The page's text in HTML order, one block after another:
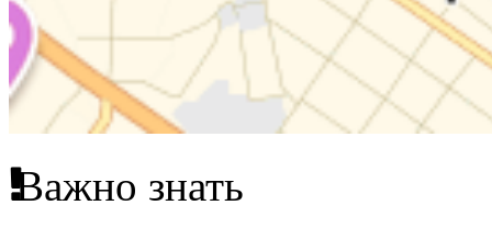
Важно знать